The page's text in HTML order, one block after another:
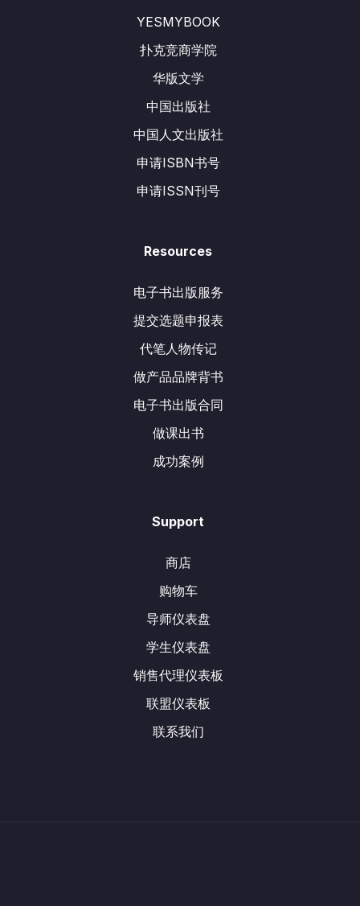
YESMYBOOK
扑克竞商学院
华版文学
中国出版社
中国人文出版社
申请ISBN书号
申请ISSN刊号
Resources
电子书出版服务
提交选题申报表
代笔人物传记
做产品品牌背书
电子书出版合同
做课出书
成功案例
Support
商店
购物车
导师仪表盘
学生仪表盘
销售代理仪表板
联盟仪表板
联系我们